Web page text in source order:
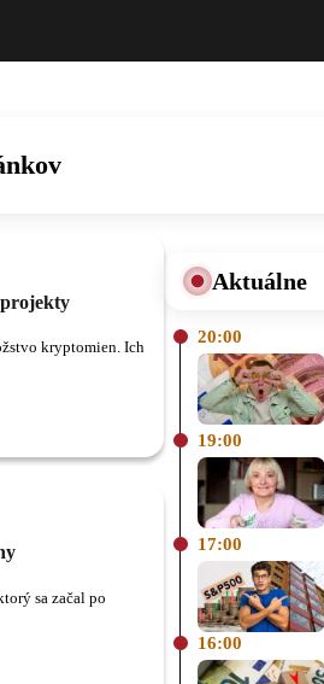
kryptomien. Ich
sa začal po
Aktuálne
20:00
19:00
17:00
16:00